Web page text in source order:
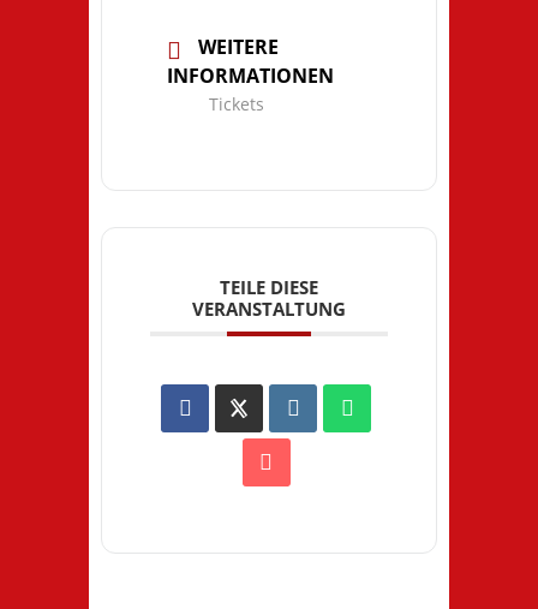
WEITERE
INFORMATIONEN
Tickets
TEILE DIESE
VERANSTALTUNG